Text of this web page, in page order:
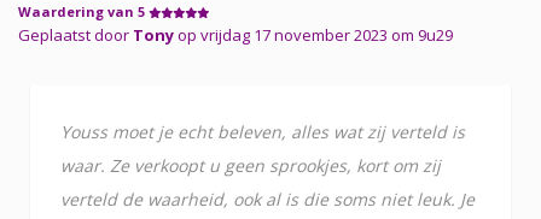
Waardering van 5
Geplaatst door Tonyop vrijdag 17 november 2023 om 9u29
Youss moet je echt beleven, alles wat zij verteld is
waar. Ze verkoopt u geen sprookjes, kort om zij
verteld de waarheid, ook al is die soms niet leuk. Je